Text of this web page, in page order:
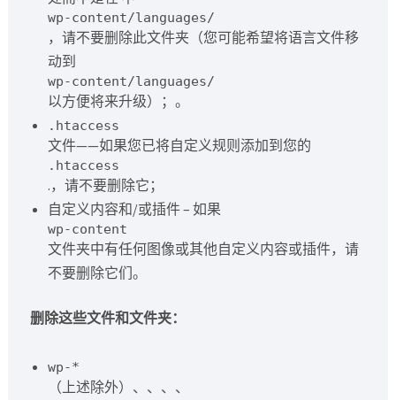
wp-content/languages/
，请不要删除此文件夹（您可能希望将语言文件移
动到
wp-content/languages/
以方便将来升级）；。
.htaccess
文件——如果您已将自定义规则添加到您的
.htaccess
.，请不要删除它；
自定义内容和/或插件 – 如果
wp-content
文件夹中有任何图像或其他自定义内容或插件，请
不要删除它们。
删除这些文件和文件夹：
wp-*
（上述除外）、、、、